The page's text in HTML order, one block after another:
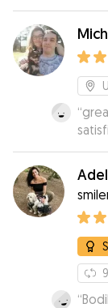
“
I
9
“